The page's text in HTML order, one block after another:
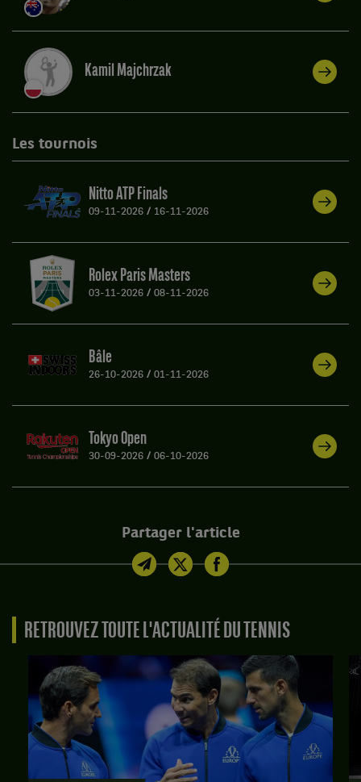
Kamil Majchrzak
Les tournois
Nitto ATP Finals
09-11-2026 / 16-11-2026
Rolex Paris Masters
03-11-2026 / 08-11-2026
Bâle
26-10-2026 / 01-11-2026
Tokyo Open
30-09-2026 / 06-10-2026
Partager l'article
RETROUVEZ TOUTE L'ACTUALITÉ DU TENNIS